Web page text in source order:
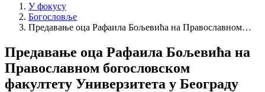
У фокусу
Богословље
Предавање оца Рафаила Бољевића на Православном…
Предавање оца Рафаила Бољевића на
Православном богословском
факултету Универзитета у Београду